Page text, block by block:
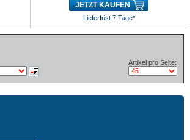
JETZT KAUFEN
Lieferfrist 7 Tage*
Artikel pro Seite: